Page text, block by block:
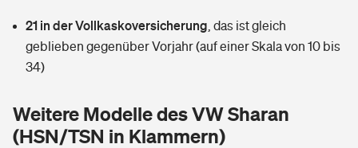
Tools
Wer versichert was: Jetzt Versicherer finden
Handyversicherung
Musikinstrumentenversicherung
Wer versichert was: Jetzt Versicherer finden
Sie haben Fragen?
Rentenrechner: Wie viel Geld bekomme ich im Alter?
21 in der Vollkaskoversicherung das ist gleich
geblieben gegenüber Vorjahr (auf einer Skala von 10 bis
34)
Weitere Modelle des VW Sharan
(HSN/TSN in Klammern)